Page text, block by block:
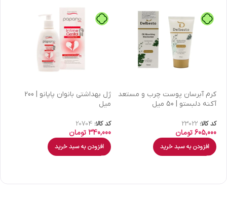
كرم آبرسان پوست چرب و مستعد
آکنه دلبستو | 50 میل
کد کالا: 23022
605,000تومان
افزودن به سبد خرید
ژل بهداشتی بانوان پاپانو | 200
میل
کد کالا: 20704
340,000تومان
افزودن به سبد خرید